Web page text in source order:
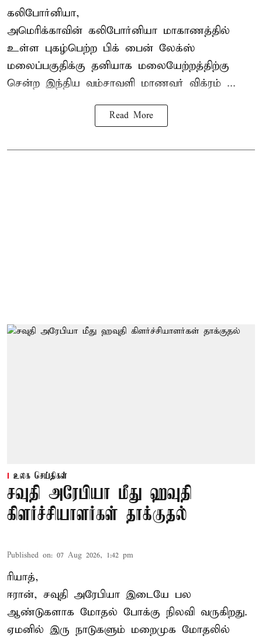
கலிபோர்னியா,
அமெரிக்காவின் கலிபோர்னியா மாகாணத்தில்
உள்ள புகழ்பெற்ற பிக் பைன் லேக்ஸ்
மலைப்பகுதிக்கு தனியாக மலையேற்றத்திற்கு
சென்ற இந்திய வம்சாவளி மாணவர் விக்ரம் ...
Read More
உலக செய்திகள்
சவுதி அரேபியா மீது ஹவுதி
கிளர்ச்சியாளர்கள் தாக்குதல்
Published on: 07 Aug 2026, 1:42 pm
ரியாத்,
ஈரான், சவுதி அரேபியா இடையே பல
ஆண்டுகளாக மோதல் போக்கு நிலவி வருகிறது.
ஏமனில் இரு நாடுகளும் மறைமுக மோதலில்